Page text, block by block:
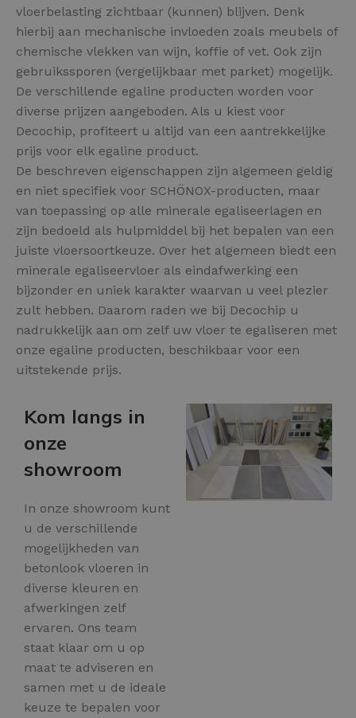
vloerbelasting zichtbaar (kunnen) blijven. Denk
hierbij aan mechanische invloeden zoals meubels of
chemische vlekken van wijn, koffie of vet. Ook zijn
gebruikssporen (vergelijkbaar met parket) mogelijk.
De verschillende egaline producten worden voor
diverse prijzen aangeboden. Als u kiest voor
Decochip, profiteert u altijd van een aantrekkelijke
prijs voor elk egaline product.
De beschreven eigenschappen zijn algemeen geldig
en niet specifiek voor SCHÖNOX-producten, maar
van toepassing op alle minerale egaliseerlagen en
zijn bedoeld als hulpmiddel bij het bepalen van een
juiste vloersoortkeuze. Over het algemeen biedt een
minerale egaliseervloer als eindafwerking een
bijzonder en uniek karakter waarvan u veel plezier
zult hebben. Daarom raden we bij Decochip u
nadrukkelijk aan om zelf uw vloer te egaliseren met
onze egaline producten, beschikbaar voor een
uitstekende prijs.
Kom langs in
onze
showroom
In onze showroom kunt
u de verschillende
mogelijkheden van
betonlook vloeren in
diverse kleuren en
afwerkingen zelf
ervaren. Ons team
staat klaar om u op
maat te adviseren en
samen met u de ideale
keuze te bepalen voor